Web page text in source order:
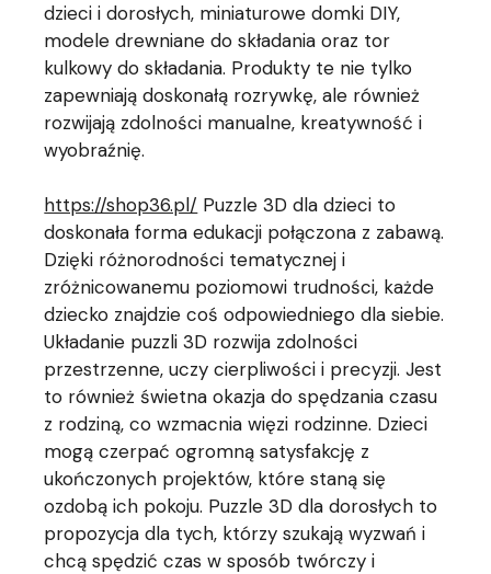
dzieci i dorosłych, miniaturowe domki DIY,
modele drewniane do składania oraz tor
kulkowy do składania. Produkty te nie tylko
zapewniają doskonałą rozrywkę, ale również
rozwijają zdolności manualne, kreatywność i
wyobraźnię.
https://shop36.pl/ Puzzle 3D dla dzieci to
doskonała forma edukacji połączona z zabawą.
Dzięki różnorodności tematycznej i
zróżnicowanemu poziomowi trudności, każde
dziecko znajdzie coś odpowiedniego dla siebie.
Układanie puzzli 3D rozwija zdolności
przestrzenne, uczy cierpliwości i precyzji. Jest
to również świetna okazja do spędzania czasu
z rodziną, co wzmacnia więzi rodzinne. Dzieci
mogą czerpać ogromną satysfakcję z
ukończonych projektów, które staną się
ozdobą ich pokoju. Puzzle 3D dla dorosłych to
propozycja dla tych, którzy szukają wyzwań i
chcą spędzić czas w sposób twórczy i